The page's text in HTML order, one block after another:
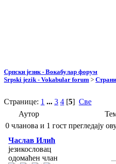
Српски језик - Вокабулар форум
Srpski jezik - Vokabular forum > Страни
Странице: 1 ... 3 4 [5] Све
Аутор
0 чланова и 1 гост прегледају
Часлав Илић
језикословац
одомаћен члан